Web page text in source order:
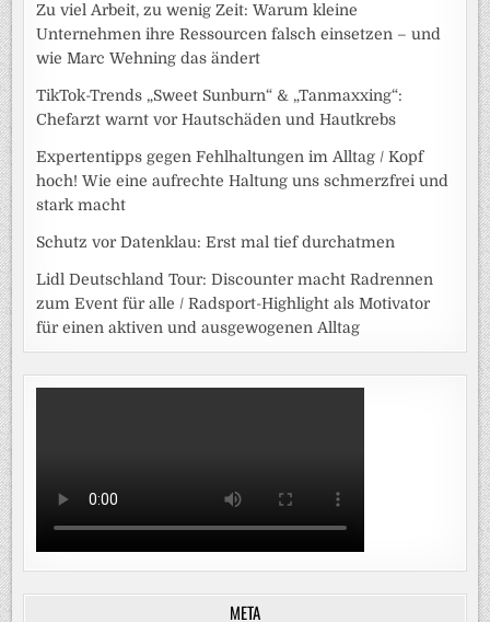
Zu viel Arbeit, zu wenig Zeit: Warum kleine
Unternehmen ihre Ressourcen falsch einsetzen – und
wie Marc Wehning das ändert
TikTok-Trends „Sweet Sunburn“ & „Tanmaxxing“:
Chefarzt warnt vor Hautschäden und Hautkrebs
Expertentipps gegen Fehlhaltungen im Alltag / Kopf
hoch! Wie eine aufrechte Haltung uns schmerzfrei und
stark macht
Schutz vor Datenklau: Erst mal tief durchatmen
Lidl Deutschland Tour: Discounter macht Radrennen
zum Event für alle / Radsport-Highlight als Motivator
für einen aktiven und ausgewogenen Alltag
META